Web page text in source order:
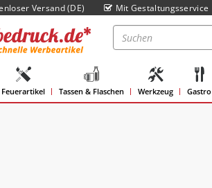
Versand (DE) Mit Gestaltungsservice
Feuerartikel Tassen & Flaschen Werkzeug Gastro